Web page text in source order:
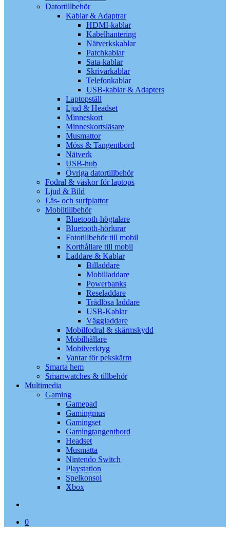
Datortillbehör
Kablar & Adaptrar
HDMI-kablar
Kabelhantering
Nätverkskablar
Patchkablar
Sata-kablar
Skrivarkablar
Telefonkablar
USB-kablar & Adapters
Laptopställ
Ljud & Headset
Minneskort
Minneskortsläsare
Musmattor
Möss & Tangentbord
Nätverk
USB-hub
Övriga datortillbehör
Fodral & väskor för laptops
Ljud & Bild
Läs- och surfplattor
Mobiltillbehör
Bluetooth-högtalare
Bluetooth-hörlurar
Fototillbehör till mobil
Korthållare till mobil
Laddare & Kablar
Billaddare
Mobilladdare
Powerbanks
Reseladdare
Trådlösa laddare
USB-Kablar
Väggladdare
Mobilfodral & skärmskydd
Mobilhållare
Mobilverktyg
Vantar för pekskärm
Smarta hem
Smartwatches & tillbehör
Multimedia
Gaming
Gamepad
Gamingmus
Gamingset
Gamingtangentbord
Headset
Musmatta
Nintendo Switch
Playstation
Spelkonsol
Xbox
0